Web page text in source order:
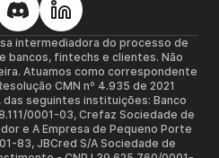
intermediadora do processo de
bancos, fintechs e clientes. Não
Atuamos como correspondente
CMN nº 4.935 de 2021
das seguintes instituições: Banco
0001-03, Crefaz Sociedade de
e A Empresa de Pequeno Porte
83, JBCred S/A Sociedade de